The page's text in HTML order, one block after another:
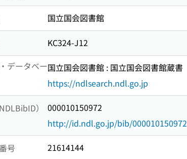
国立国会図書館
KC324-J12
データベー国立国会図書館 : 国立国会図書館蔵書
https://ndlsearch.ndl.go.jp
）
000010150972
http://id.ndl.go.jp/bib/000010150972
号 21614144